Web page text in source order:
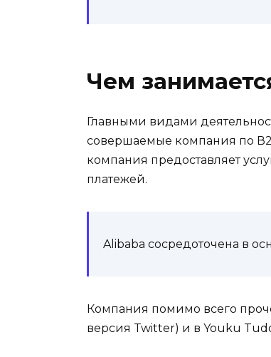
Чем
Главными видами
совершаемые компания по
компания предоставляет
платежей.
Alibaba сосредоточена в
Компания помимо всего
версия Twitter) и в Youku